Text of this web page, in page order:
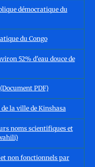
démocratique du
du Congo
52% d'eau douce de
PDF)
la ville de Kinshasa
noms scientifiques et
non fonctionnels par